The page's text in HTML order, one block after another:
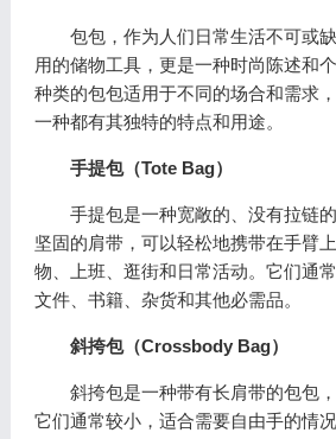
包包，作为人们日常生活不可或缺
用的储物工具，更是一种时尚陈述和
种类的包包适用于不同的场合和需求
一种都有其独特的特点和用途。
手提包（Tote Bag）
手提包是一种宽敞的、没有拉链的
坚固的肩带，可以轻松地携带在手臂
物、上班、逛街和日常活动。它们通
文件、书籍、杂货和其他必需品。
斜挎包（Crossbody Bag）
斜挎包是一种带有长肩带的包包，
它们通常较小，适合需要自由手的情